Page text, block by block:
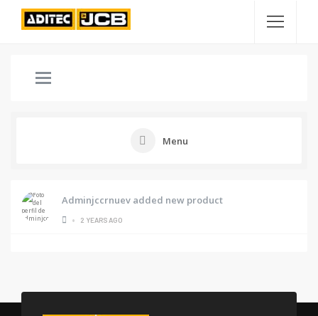
Menu
Adminjccrnuev added new product
• 2 YEARS AGO